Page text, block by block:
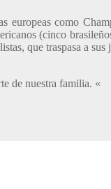
europeas como
(cinco
que traspasa a sus
de nuestra familia. «